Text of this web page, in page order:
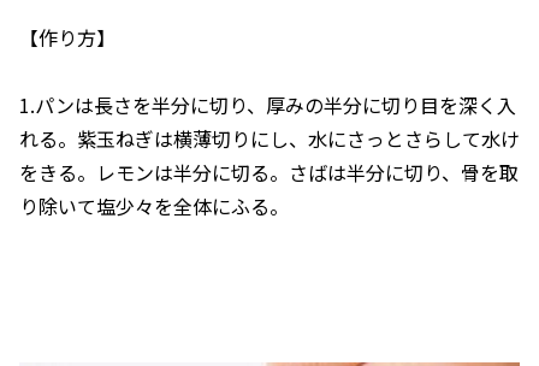
【作り方】
1.パンは長さを半分に切り、厚みの半分に切り目を深く入
れる。紫玉ねぎは横薄切りにし、水にさっとさらして水け
をきる。レモンは半分に切る。さばは半分に切り、骨を取
り除いて塩少々を全体にふる。